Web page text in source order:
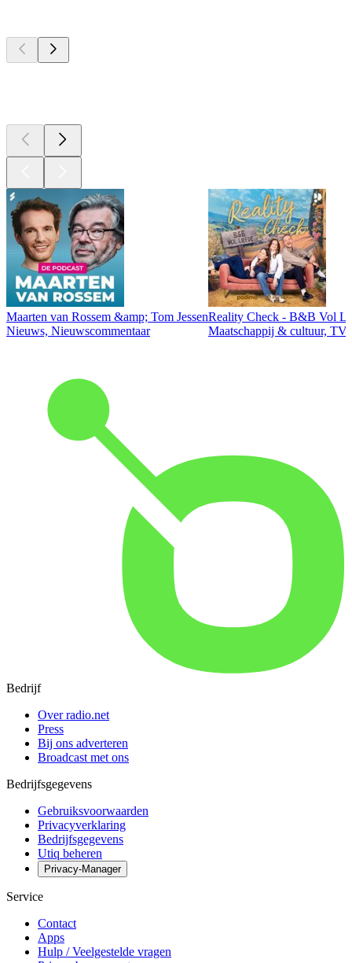
Maarten van Rossem &amp; Tom Jessen
Nieuws, Nieuwscommentaar
Reality Check - B&B Vol
Maatschappij & cultuur,
Bedrijf
Over radio.net
Press
Bij ons adverteren
Broadcast met ons
Bedrijfsgegevens
Gebruiksvoorwaarden
Privacyverklaring
Bedrijfsgegevens
Utiq beheren
Privacy-Manager
Service
Contact
Apps
Hulp / Veelgestelde vragen